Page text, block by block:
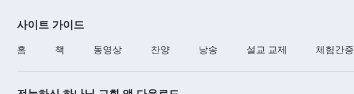
사이트 가이드
홈 책 동영상 찬양 낭송 설교 교제 체험간증